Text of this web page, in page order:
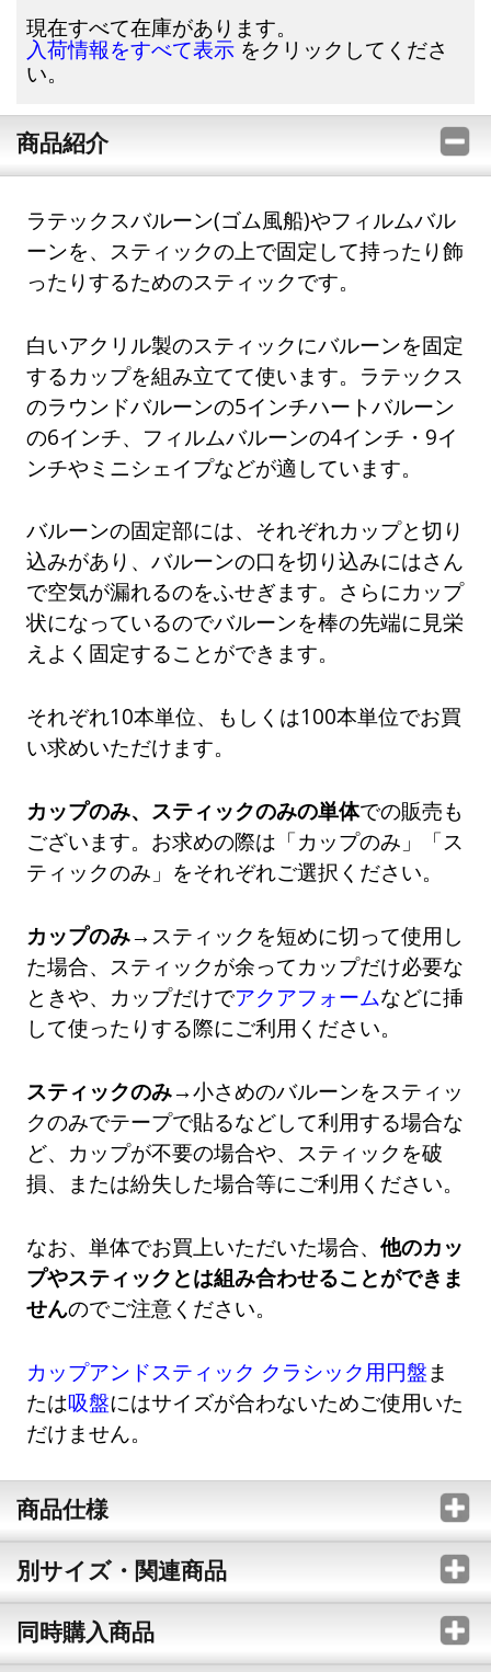
現在すべて在庫があります。
入荷情報をすべて表示 をクリックしてくださ
い。
商品紹介
ラテックスバルーン(ゴム風船)やフィルムバル
ーンを、スティックの上で固定して持ったり飾
ったりするためのスティックです。
白いアクリル製のスティックにバルーンを固定
するカップを組み立てて使います。ラテックス
のラウンドバルーンの5インチハートバルーン
の6インチ、フィルムバルーンの4インチ・9イ
ンチやミニシェイプなどが適しています。
バルーンの固定部には、それぞれカップと切り
込みがあり、バルーンの口を切り込みにはさん
で空気が漏れるのをふせぎます。さらにカップ
状になっているのでバルーンを棒の先端に見栄
えよく固定することができます。
それぞれ10本単位、もしくは100本単位でお買
い求めいただけます。
カップのみ、スティックのみの単体での販売も
ございます。お求めの際は「カップのみ」「ス
ティックのみ」をそれぞれご選択ください。
カップのみ→ スティックを短めに切って使用し
た場合、スティックが余ってカップだけ必要な
ときや、カップだけでアクアフォームなどに挿
して使ったりする際にご利用ください。
スティックのみ→小さめのバルーンをスティッ
クのみでテープで貼るなどして利用する場合な
ど、カップが不要の場合や、スティックを破
損、または紛失した場合等にご利用ください。
なお、単体でお買上いただいた場合、他のカッ
プやスティックとは組み合わせることができま
せんのでご注意ください。
カップアンドスティック クラシック用円盤 ま
たは吸盤にはサイズが合わないためご使用いた
だけません。
商品仕様
別サイズ・関連商品
同時購入商品